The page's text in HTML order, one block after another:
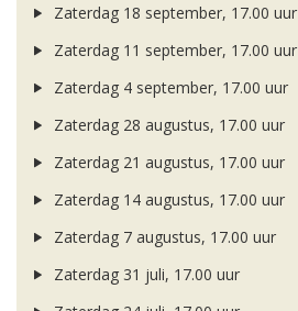
Zaterdag 18 september, 17.00 uur
Zaterdag 11 september, 17.00 uur
Zaterdag 4 september, 17.00 uur
Zaterdag 28 augustus, 17.00 uur
Zaterdag 21 augustus, 17.00 uur
Zaterdag 14 augustus, 17.00 uur
Zaterdag 7 augustus, 17.00 uur
Zaterdag 31 juli, 17.00 uur